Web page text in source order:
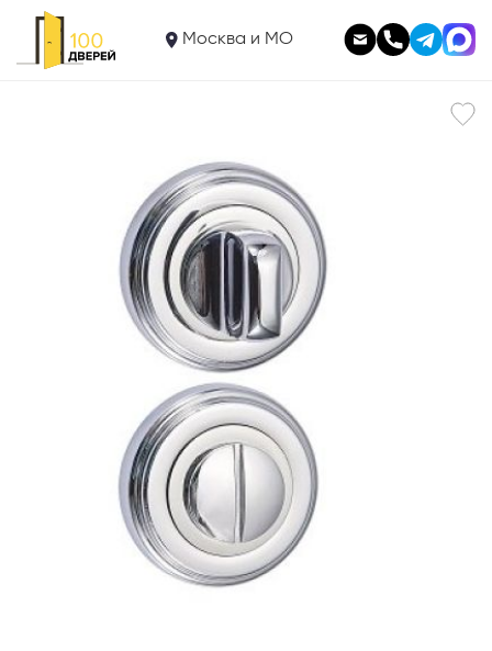
Москва и МО
Фиксатор круглый ВК03СР 750
В корзину